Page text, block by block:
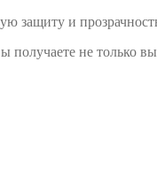
и
не только